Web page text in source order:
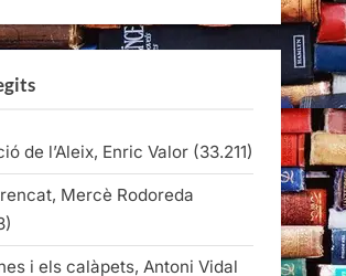
de l’Aleix, Enric Valor (33.211)
Mercè Rodoreda
i els calàpets, Antoni Vidal